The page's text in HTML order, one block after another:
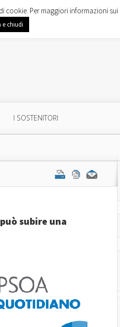
I SOSTENITORI
subire una
Per maggiori informazioni
e chiudi